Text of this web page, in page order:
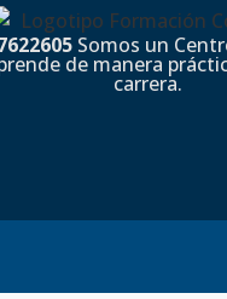
Somos un
de manera
carrera.